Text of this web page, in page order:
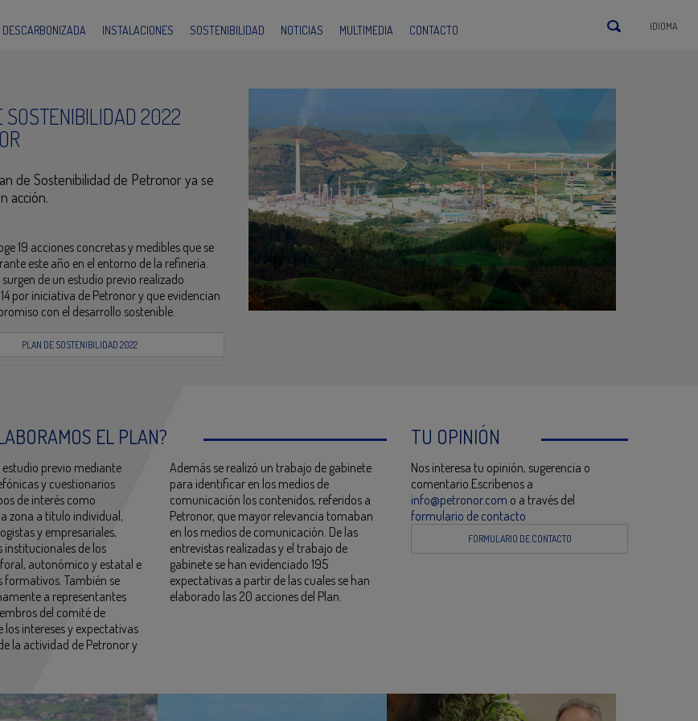
INSTALACIONES SOSTENIBILIDAD NOTICIAS MULTIMEDIA CONTACTO IDIOMA
SOSTENIBILIDAD 2022
de Sostenibilidad de Petronor ya se
acción.
19 acciones concretas y medibles que se
este año en el entorno de la refinería.
de un estudio previo realizado
por iniciativa de Petronor y que evidencian
con el desarrollo sostenible.
PLAN DE SOSTENIBILIDAD 2022
EL PLAN?
estudio previo mediante
y cuestionarios
de interés como
zona a título individual,
y empresariales,
institucionales de los
autonómico y estatal e
formativos. También se
a representantes
del comité de
los intereses y expectativas
la actividad de Petronor y
Además se realizó un trabajo de gabinete
para identificar en los medios de
comunicación los contenidos, referidos a
Petronor, que mayor relevancia tomaban
en los medios de comunicación. De las
entrevistas realizadas y el trabajo de
gabinete se han evidenciado 195
expectativas a partir de las cuales se han
elaborado las 20 acciones del Plan.
TU OPINIÓN
Nos interesa tu opinión, sugerencia o
comentario.Escribenos a
info@petronor.com o a través del
formulario de contacto
FORMULARIO DE CONTACTO